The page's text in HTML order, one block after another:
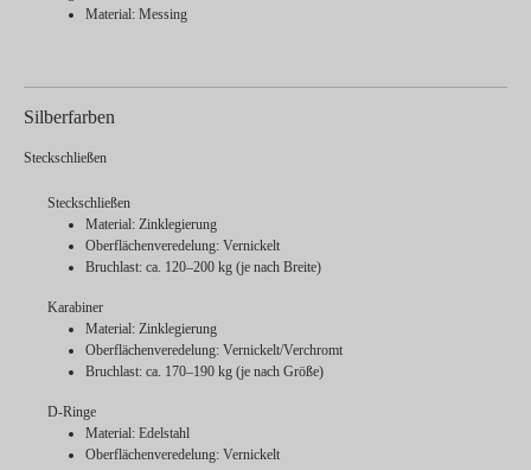
Material: Messing
Silberfarben
Steckschließen
Steckschließen
Material: Zinklegierung
Oberflächenveredelung: Vernickelt
Bruchlast: ca. 120–200 kg (je nach Breite)
Karabiner
Material: Zinklegierung
Oberflächenveredelung: Vernickelt/Verchromt
Bruchlast: ca. 170–190 kg (je nach Größe)
D-Ringe
Material: Edelstahl
Oberflächenveredelung: Vernickelt